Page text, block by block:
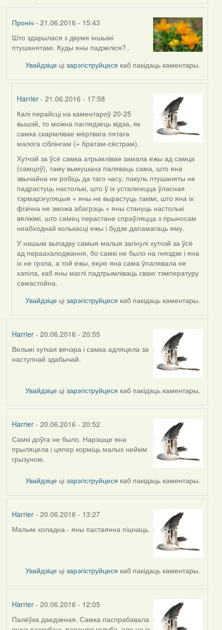
Проніч- 21.06.2016 - 15:43
Што здарылася з двумя іншымі
птушанятамі. Куды яны падзеліся?..
Увайдзіце цізарэгіструйцеся каб пакідаць каментары.
Harrier - 21.06.2016 - 17:58
In
reply
to
by
Проніч
Калі перайсці на каментароў 20-25
вышэй, то можна паглядзець відэа, як
самка скармлівае мёртвага пятага
малога сіблінгам (= братам-сёстрам).
Хутчэй за ўсё самка атрымлівае замала ежы ад самца
(самцоў), таму вымушана паляваць сама, што яна
звычайна не робіць да таго часу, пакуль птушаняты не
падрастуць настолькі, што ў іх усталюецца ўласная
тэрмарэгуляцыя + яны не вырастуць такімі, што яна іх
фізічна не зможа абагрэць + яны стануць настолькі
вялікімі, што самец перастане спраўляцца з прыносам
неабходнай колькасці ежы і будзе дапамагаць яму.
У нашым выпадку самыя малыя загінулі хутчэй за ўсё
ад пераахалоджання, бо самкі не было на гняздзе і яна
іх не грэла, а той ежы, якую яна сама ўпалявала не
хапіла, каб яны маглі падтрымліваць сваю тэмпературу
самастойна.
Увайдзіце цізарэгіструйцеся каб пакідаць каментары.
Harrier- 20.06.2016 - 20:55
Вельмі хуткая вячэра і самка адляцела за
наступнай здабычай.
Увайдзіце цізарэгіструйцеся каб пакідаць каментары.
Harrier- 20.06.2016 - 20:52
Самкі доўга не было. Нарэшце яна
прыляцела і цяпер корміць малых нейкім
грызуном.
Увайдзіце цізарэгіструйцеся каб пакідаць каментары.
Harrier- 20.06.2016 - 13:27
Малым холадна - яны пастаянна пішчаць.
Увайдзіце цізарэгіструйцеся каб пакідаць каментары.
Harrier- 20.06.2016 - 12:05
Палёўка даедзеная. Самка паспрабавала